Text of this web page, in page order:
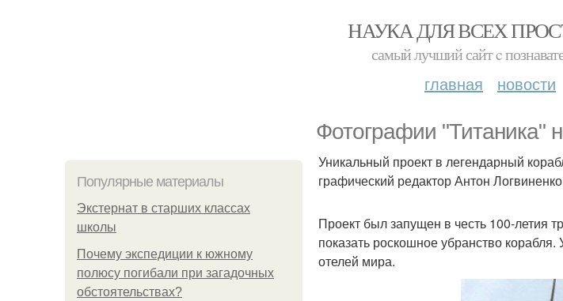
НАУКА ДЛЯ ВСЕХ
самый лучший сайт c
главная новости
Фотографии "Титаника"
Популярные материалы
Экстернат в старших классах
школы
Почему экспедиции к южному
полюсу погибали при загадочных
обстоятельствах?
Уникальный проект в легендарный
графический редактор Антон
Проект был запущен в честь 100-летия
показать роскошное убранство
отелей мира.